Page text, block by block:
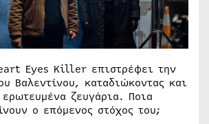
Eyes Killer επιστρέφει την
Βαλεντίνου, καταδιώκοντας και
ζευγάρια. Ποια
ο επόμενος στόχος του;